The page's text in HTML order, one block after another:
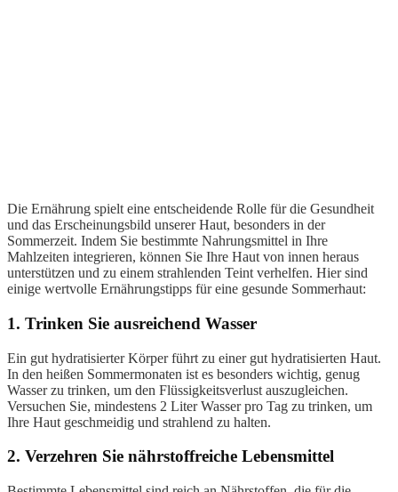
Die Ernährung spielt eine entscheidende Rolle für die Gesundheit
und das Erscheinungsbild unserer Haut, besonders in der
Sommerzeit. Indem Sie bestimmte Nahrungsmittel in Ihre
Mahlzeiten integrieren, können Sie Ihre Haut von innen heraus
unterstützen und zu einem strahlenden Teint verhelfen. Hier sind
einige wertvolle Ernährungstipps für eine gesunde Sommerhaut:
1. Trinken Sie ausreichend Wasser
Ein gut hydratisierter Körper führt zu einer gut hydratisierten Haut.
In den heißen Sommermonaten ist es besonders wichtig, genug
Wasser zu trinken, um den Flüssigkeitsverlust auszugleichen.
Versuchen Sie, mindestens 2 Liter Wasser pro Tag zu trinken, um
Ihre Haut geschmeidig und strahlend zu halten.
2. Verzehren Sie nährstoffreiche Lebensmittel